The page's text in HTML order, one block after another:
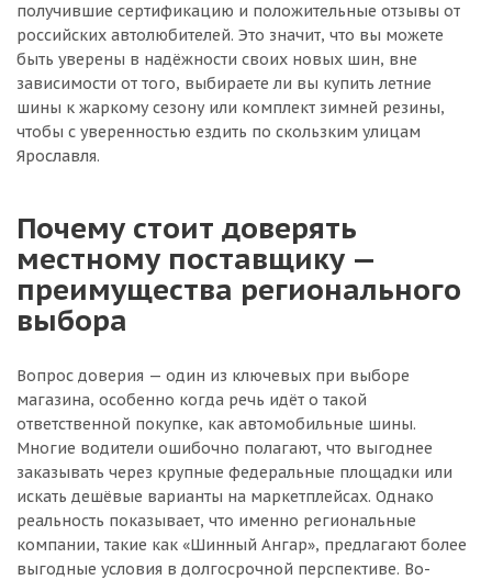
получившие сертификацию и положительные отзывы от
российских автолюбителей. Это значит, что вы можете
быть уверены в надёжности своих новых шин, вне
зависимости от того, выбираете ли вы купить летние
шины к жаркому сезону или комплект зимней резины,
чтобы с уверенностью ездить по скользким улицам
Ярославля.
Почему стоит доверять
местному поставщику —
преимущества регионального
выбора
Вопрос доверия — один из ключевых при выборе
магазина, особенно когда речь идёт о такой
ответственной покупке, как автомобильные шины.
Многие водители ошибочно полагают, что выгоднее
заказывать через крупные федеральные площадки или
искать дешёвые варианты на маркетплейсах. Однако
реальность показывает, что именно региональные
компании, такие как «Шинный Ангар», предлагают более
выгодные условия в долгосрочной перспективе. Во-